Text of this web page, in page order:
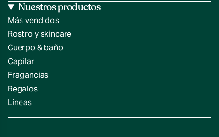
Nuestros productos
Más vendidos
Rostro y skincare
Cuerpo & baño
Capilar
Fragancias
Regalos
Líneas